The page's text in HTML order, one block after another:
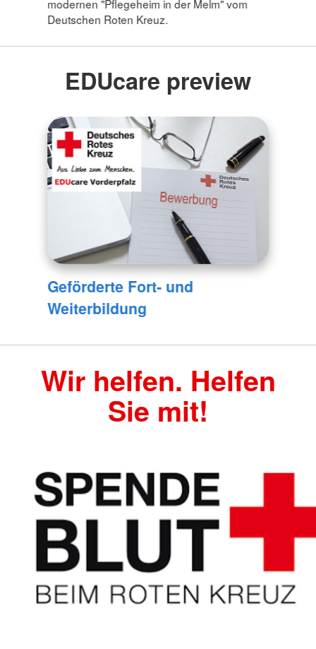
modernen "Pflegeheim in der Melm" vom
Deutschen Roten Kreuz.
EDUcare preview
Geförderte Fort- und
Weiterbildung
Wir helfen. Helfen
Sie mit!